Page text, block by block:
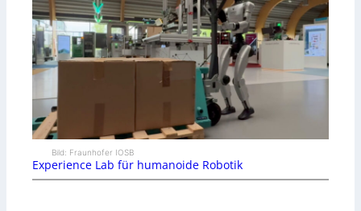
Bild: Fraunhofer IOSB
Experience Lab für humanoide Robotik